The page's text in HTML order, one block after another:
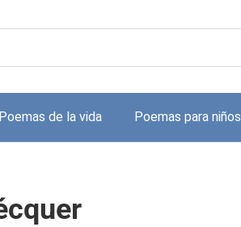
Poemas de la vida Poemas para niños